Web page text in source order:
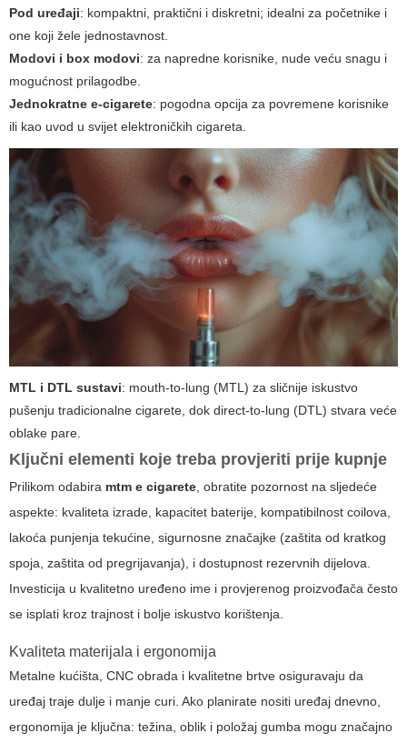
Pod uređaji: kompaktni, praktični i diskretni; idealni za početnike i
one koji žele jednostavnost.
Modovi i box modovi: za napredne korisnike, nude veću snagu i
mogućnost prilagodbe.
Jednokratne e-cigarete: pogodna opcija za povremene korisnike
ili kao uvod u svijet elektroničkih cigareta.
MTL i DTL sustavi: mouth-to-lung (MTL) za sličnije iskustvo
pušenju tradicionalne cigarete, dok direct-to-lung (DTL) stvara veće
oblake pare.
Ključni elementi koje treba provjeriti prije kupnje
Prilikom odabira mtm e cigarete , obratite pozornost na sljedeće
aspekte: kvaliteta izrade, kapacitet baterije, kompatibilnost coilova,
lakoća punjenja tekućine, sigurnosne značajke (zaštita od kratkog
spoja, zaštita od pregrijavanja), i dostupnost rezervnih dijelova.
Investicija u kvalitetno uređeno ime i provjerenog proizvođača često
se isplati kroz trajnost i bolje iskustvo korištenja.
Kvaliteta materijala i ergonomija
Metalne kućišta, CNC obrada i kvalitetne brtve osiguravaju da
uređaj traje dulje i manje curi. Ako planirate nositi uređaj dnevno,
ergonomija je ključna: težina, oblik i položaj gumba mogu značajno